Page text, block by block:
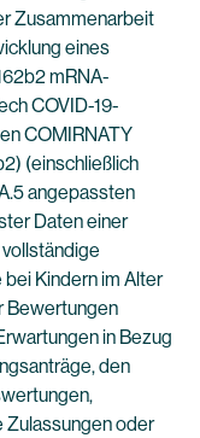
Zusammenarbeit
eines
mRNA-
COVID-19-
COMIRNATY
(einschließlich
angepassten
Daten einer
Kindern im Alter
Bewertungen
in Bezug
den
Zulassungen oder